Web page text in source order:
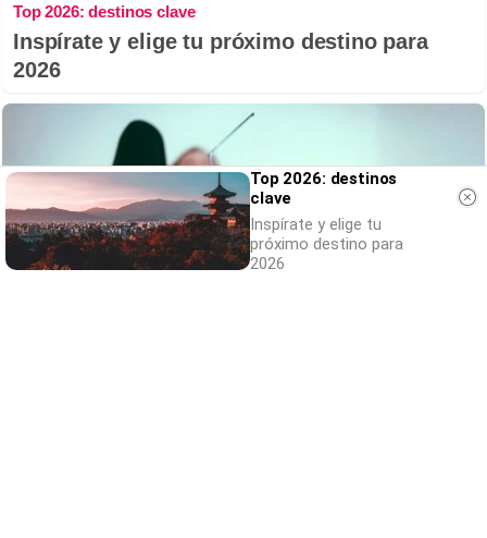
Top 2026: destinos clave
Inspírate y elige tu próximo destino para
2026
Top 2026: destinos
clave
Inspírate y elige tu
próximo destino para
2026